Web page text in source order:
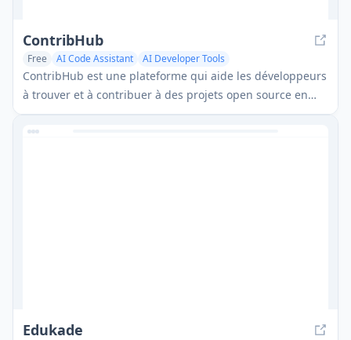
ContribHub
Free AI Code Assistant
AI Developer Tools
AI Project Management
ContribHub est une plateforme qui aide les développeurs
à trouver et à contribuer à des projets open source en
fournissant un moyen organisé de découvrir des projets
en fonction des technologies, des types de contribution
Edukade